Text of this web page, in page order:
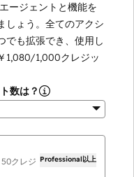
ージェントと機能を
しょう。全てのアクシ
でも拡張でき、使用し
1,080/1,000クレジッ
数は？
50クレジ Professional以上